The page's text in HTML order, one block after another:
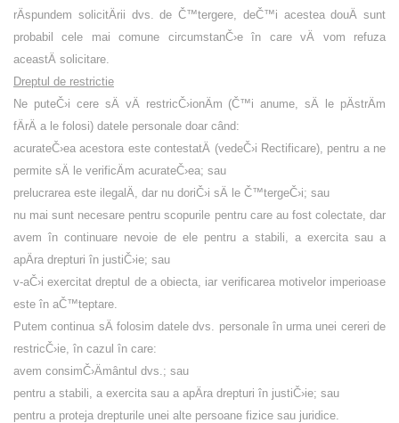
rÄspundem solicitÄrii dvs. de Č™tergere, deČ™i acestea douÄ sunt
probabil cele mai comune circumstanČ›e în care vÄ vom refuza
aceastÄ solicitare.
Dreptul de restrictie
Ne puteČ›i cere sÄ vÄ restricČ›ionÄm (Č™i anume, sÄ le pÄstrÄm
fÄrÄ a le folosi) datele personale doar când:
acurateČ›ea acestora este contestatÄ (vedeČ›i Rectificare), pentru a ne
permite sÄ le verificÄm acurateČ›ea; sau
prelucrarea este ilegalÄ, dar nu doriČ›i sÄ le Č™tergeČ›i; sau
nu mai sunt necesare pentru scopurile pentru care au fost colectate, dar
avem în continuare nevoie de ele pentru a stabili, a exercita sau a
apÄra drepturi în justiČ›ie; sau
v-aČ›i exercitat dreptul de a obiecta, iar verificarea motivelor imperioase
este în aČ™teptare.
Putem continua sÄ folosim datele dvs. personale în urma unei cereri de
restricČ›ie, în cazul în care:
avem consimČ›Ämântul dvs.; sau
pentru a stabili, a exercita sau a apÄra drepturi în justiČ›ie; sau
pentru a proteja drepturile unei alte persoane fizice sau juridice.